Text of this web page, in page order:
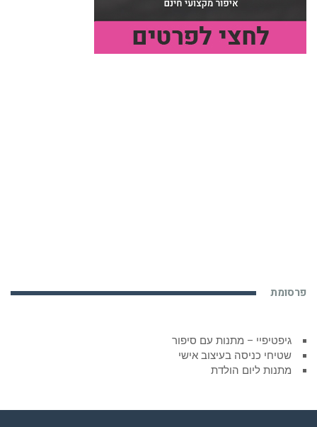
פרסומת
גיפטיפיי – מתנות עם סיפור
שטיחי כניסה בעיצוב אישי
מתנות ליום הולדת